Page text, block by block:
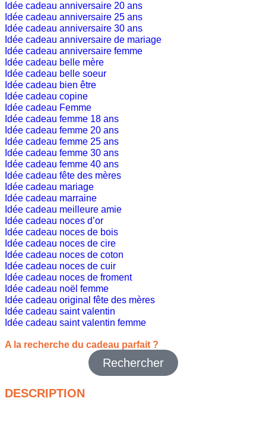
Idée cadeau anniversaire 20 ans
Idée cadeau anniversaire 25 ans
Idée cadeau anniversaire 30 ans
Idée cadeau anniversaire de mariage
Idée cadeau anniversaire femme
Idée cadeau belle mère
Idée cadeau belle soeur
Idée cadeau bien être
Idée cadeau copine
Idée cadeau Femme
Idée cadeau femme 18 ans
Idée cadeau femme 20 ans
Idée cadeau femme 25 ans
Idée cadeau femme 30 ans
Idée cadeau femme 40 ans
Idée cadeau fête des mères
Idée cadeau mariage
Idée cadeau marraine
Idée cadeau meilleure amie
Idée cadeau noces d’or
Idée cadeau noces de bois
Idée cadeau noces de cire
Idée cadeau noces de coton
Idée cadeau noces de cuir
Idée cadeau noces de froment
Idée cadeau noël femme
Idée cadeau original fête des mères
Idée cadeau saint valentin
Idée cadeau saint valentin femme
A la recherche du cadeau parfait ?
Rechercher
DESCRIPTION